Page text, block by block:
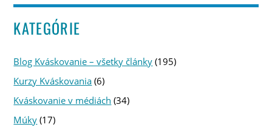
KATEGÓRIE
Blog Kváskovanie – všetky články (195)
Kurzy Kváskovania (6)
Kváskovanie v médiách (34)
Múky (17)